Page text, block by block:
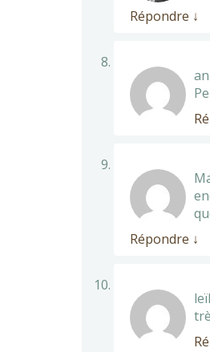
Répondre ↓
Répondre ↓